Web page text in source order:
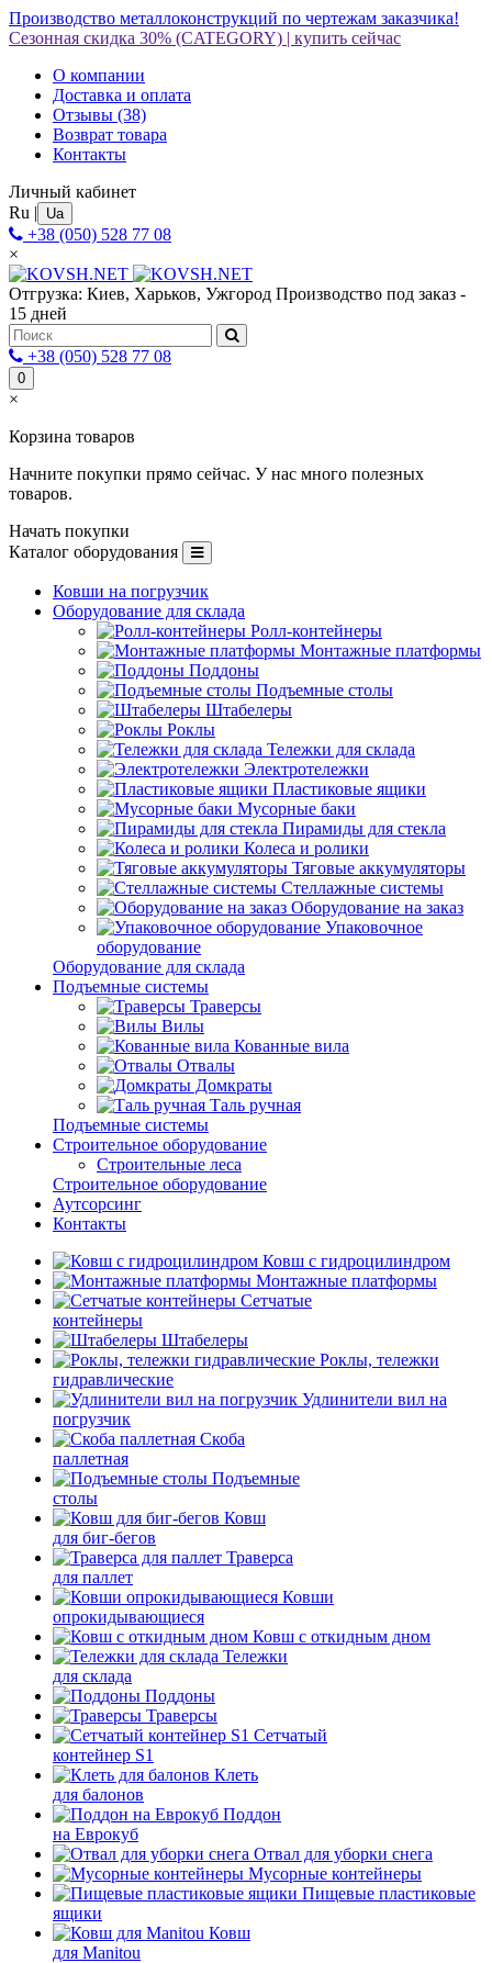
Производство металлоконструкций по чертежам заказчика!
Сезонная скидка 30% (CATEGORY) | купить сейчас
О компании
Доставка и оплата
Отзывы (38)
Возврат товара
Контакты
Личный кабинет
Ru | Ua
+38 (050) 528 77 08
×
Отгрузка: Киев, Харьков, Ужгород Производство под заказ -
15 дней
+38 (050) 528 77 08
0
×
Корзина товаров
Начните покупки прямо сейчас. У нас много полезных
товаров.
Начать покупки
Каталог оборудования
Ковши на погрузчик
Оборудование для склада
Ролл-контейнеры
Монтажные платформы
Поддоны
Подъемные столы
Штабелеры
Роклы
Тележки для склада
Электротележки
Пластиковые ящики
Мусорные баки
Пирамиды для стекла
Колеса и ролики
Тяговые аккумуляторы
Стеллажные системы
Оборудование на заказ
Упаковочное
оборудование
Оборудование для склада
Подъемные системы
Траверсы
Вилы
Кованные вила
Отвалы
Домкраты
Таль ручная
Подъемные системы
Строительное оборудование
Строительные леса
Строительное оборудование
Аутсорсинг
Контакты
Ковш с гидроцилиндром
Монтажные платформы
Сетчатые
контейнеры
Штабелеры
Роклы, тележки
гидравлические
Удлинители вил на
погрузчик
Скоба
паллетная
Подъемные
столы
Ковш
для биг-бегов
Траверса
для паллет
Ковши
опрокидывающиеся
Ковш с откидным дном
Тележки
для склада
Поддоны
Траверсы
Сетчатый
контейнер S1
Клеть
для балонов
Поддон
на Еврокуб
Отвал для уборки снега
Мусорные контейнеры
Пищевые пластиковые
ящики
Ковш
для Manitou